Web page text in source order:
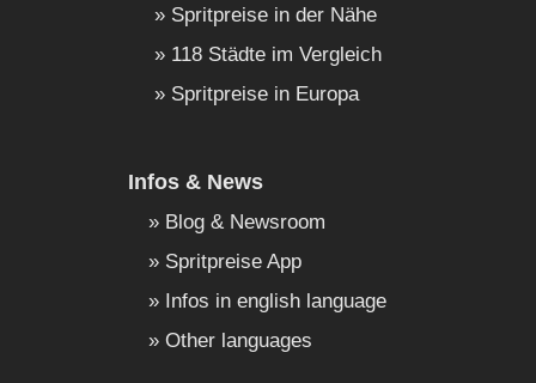
Spritpreise in der Nähe
118 Städte im Vergleich
Spritpreise in Europa
Infos & News
Blog & Newsroom
Spritpreise App
Infos in english language
Other languages